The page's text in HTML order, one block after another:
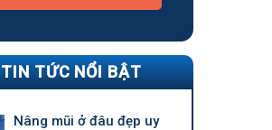
TIN TỨC NỔI BẬT
Nâng mũi ở đâu đẹp uy